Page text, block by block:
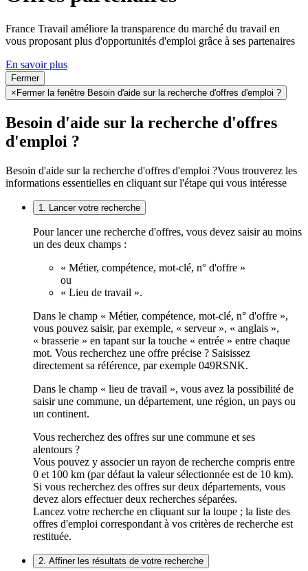
France Travail améliore la transparence du marché du travail en
vous proposant plus d'opportunités d'emploi grâce à ses partenaires
En savoir plus
Fermer
× Fermer la fenêtre Besoin d'aide sur la recherche d'offres d'emploi ?
Besoin d'aide sur la recherche d'offres
d'emploi ?
Besoin d'aide sur la recherche d'offres d'emploi ?Vous trouverez les
informations essentielles en cliquant sur l'étape qui vous intéresse
1. Lancer votre recherche
Pour lancer une recherche d'offres, vous devez saisir au moins
un des deux champs :
« Métier, compétence, mot-clé, n° d'offre »
ou
« Lieu de travail ».
Dans le champ « Métier, compétence, mot-clé, n° d'offre »,
vous pouvez saisir, par exemple, « serveur », « anglais »,
« brasserie » en tapant sur la touche « entrée » entre chaque
mot. Vous recherchez une offre précise ? Saisissez
directement sa référence, par exemple 049RSNK.
Dans le champ « lieu de travail », vous avez la possibilité de
saisir une commune, un département, une région, un pays ou
un continent.
Vous recherchez des offres sur une commune et ses
alentours ?
Vous pouvez y associer un rayon de recherche compris entre
0 et 100 km (par défaut la valeur sélectionnée est de 10 km).
Si vous recherchez des offres sur deux départements, vous
devez alors effectuer deux recherches séparées.
Lancez votre recherche en cliquant sur la loupe ; la liste des
offres d'emploi correspondant à vos critères de recherche est
restituée.
2. Affiner les résultats de votre recherche